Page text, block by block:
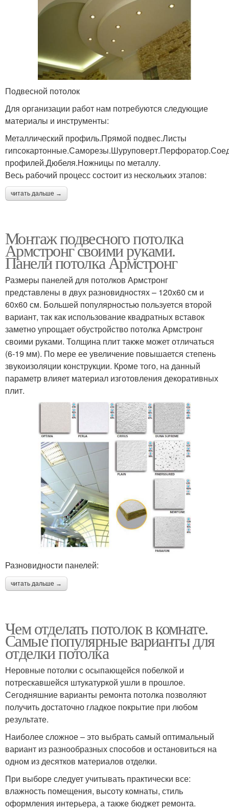
Подвесной потолок
Для организации работ нам потребуются следующие
материалы и инструменты:
Металлический профиль.Прямой подвес.Листы
профилей.Дюбеля.Ножницы по металлу.
Весь рабочий процесс состоит из нескольких этапов:
читать дальше →
Монтаж подвесного потолка
Армстронг своими руками.
Панели потолка Армстронг
Размеры панелей для потолков Армстронг
представлены в двух разновидностях – 120х60 см и
60х60 см. Большей популярностью пользуется второй
вариант, так как использование квадратных вставок
заметно упрощает обустройство потолка Армстронг
своими руками. Толщина плит также может отличаться
(6-19 мм). По мере ее увеличение повышается степень
звукоизоляции конструкции. Кроме того, на данный
параметр влияет материал изготовления декоративных
плит.
Разновидности панелей:
читать дальше →
Чем отделать потолок в комнате.
Самые популярные варианты для
отделки потолка
Неровные потолки с осыпающейся побелкой и
потрескавшейся штукатуркой ушли в прошлое.
Сегодняшние варианты ремонта потолка позволяют
получить достаточно гладкое покрытие при любом
результате.
Наиболее сложное – это выбрать самый оптимальный
вариант из разнообразных способов и остановиться на
одном из десятков материалов отделки.
При выборе следует учитывать практически все:
влажность помещения, высоту комнаты, стиль
оформления интерьера, а также бюджет ремонта.